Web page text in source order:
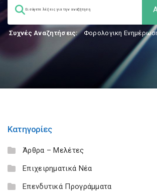
Συχνές Αναζητήσεις: Φορολογικη
Κατηγορίες
Άρθρα – Μελέτες
Επιχειρηματικά Νέα
Επενδυτικά Προγράμματα